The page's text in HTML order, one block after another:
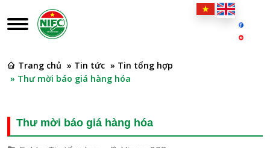
Trang chủ » Tin tức » Tin tổng hợp
» Thư mời báo giá hàng hóa
Thư mời báo giá hàng hóa